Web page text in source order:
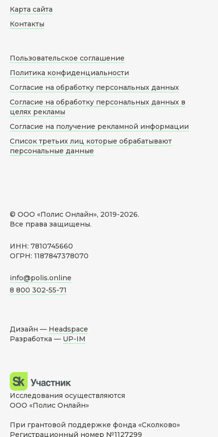
© ООО «Полис Онлайн», 2019-2026.
Все права защищены.
ИНН: 7810745660
ОГРН: 1187847378070
info@polis.online
8 800 302-55-71
Карта сайта
Контакты
Пользовательское соглашение
Политика конфиденциальности
Согласие на обработку персональных данных
Согласие на обработку персональных данных в
целях рекламы
Согласие на получение рекламной информации
Список третьих лиц которые обрабатывают
персональные данные
Дизайн — Headspace
Разработка — UP-IM
Исследования осуществляются
ООО «Полис Онлайн»
При грантовой поддержке фонда «Сколково»
Регистрационный номер №1127299